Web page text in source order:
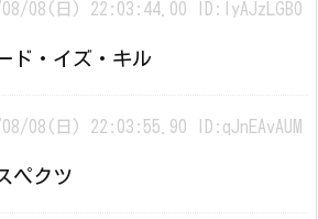
08/08(日) 22:03:44.00 ID:lyAJzLGB0
ド・イズ・キル
08(日) 22:03:55.90 ID:qJnEAvAUM
ペクツ